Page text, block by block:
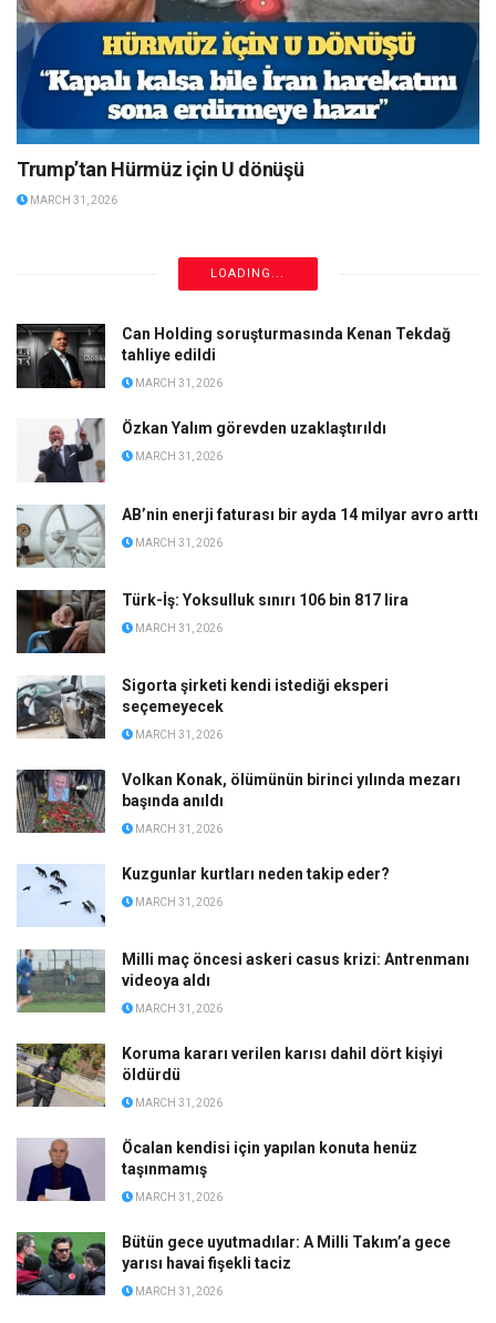
Trump’tan Hürmüz için U dönüşü
MARCH 31, 2026
Yandaştan al haberi: Mutlak butlan ciddiye bindi
MARCH 31, 2026
İstifanın perde arkası: Yönter’in adı Serdar
Sertçelik’in telefonunda çıktı
MARCH 31, 2026